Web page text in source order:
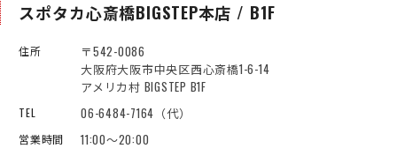
スポタカ心斎橋BIGSTEP本店 / B1F
住所
〒542-0086
大阪府大阪市中央区西心斎橋1-6-14
アメリカ村 BIGSTEP B1F
TEL 06-6484-7164（代）
営業時間 11:00～20:00